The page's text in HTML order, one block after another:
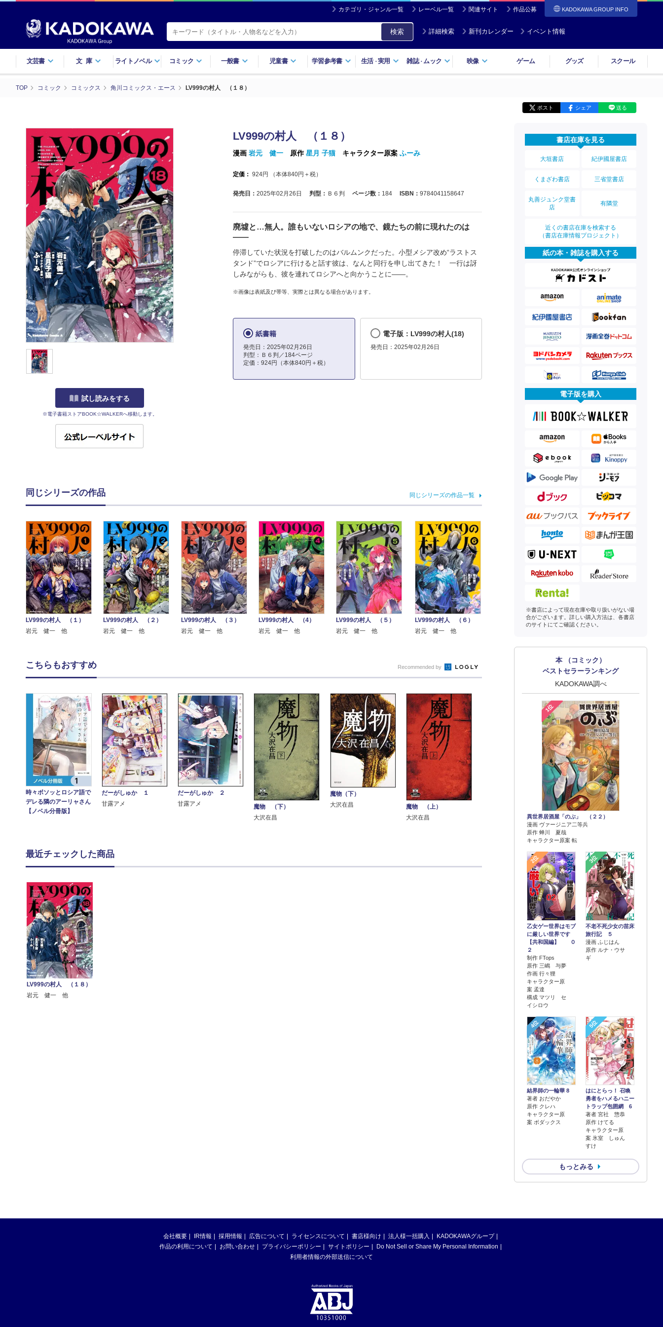
カテゴリ・ジャンル一覧 レーベル一覧 関連サイト 作品公募 KADOKAWA GROUP INFO
検索 詳細検索 新刊カレンダー イベント情報
文芸書 文庫 ライトノベル コミック 一般書 児童書 学習参考書 生活・実用 雑誌・ ムック 映像 ゲーム グッズ スクール
TOP コミック コミックス 角川コミックス・エース LV999の村人 （１８）
ポスト シェア 送る
試し読みをする
※電子書籍ストアBOOK☆WALKERへ移動します。
LV999の村人 （１８）
漫画 岩元 健一 原作星月 子猫 キャラクター原案 ふーみ
定価： 924円 （本体840円＋税）
発売日： 2025年02月26日 判型： Ｂ６判 ページ数： 184 ISBN： 9784041158647
廃墟と…無人。誰もいないロシアの地で、鏡たちの前に現れたのは
――
停滞していた状況を打破したのはバルムンクだった。小型メシア改め“ラストス
タンド”でロシアに行けると話す彼は、なんと同行を申し出てきた！ 一行は訝
しみながらも、彼を連れてロシアへと向かうことに――。
※画像は表紙及び帯等、実際とは異なる場合があります。
紙書籍
発売日：2025年02月26日
判型：Ｂ６判／184ページ
定価：924円（本体840円＋税）
電子版：LV999の村人(18)
発売日：2025年02月26日
同じシリーズの作品 同じシリーズの作品一覧
LV999の村人 （１）
岩元 健一 他
LV999の村人 （２）
岩元 健一 他
LV999の村人 （３）
岩元 健一 他
LV999の村人 （4）
岩元 健一 他
LV999の村人 （５）
岩元 健一 他
LV999の村人 （６）
岩元 健一 他
書店在庫を見る
大垣書店 紀伊國屋書店
くまざわ書店 三省堂書店
丸善ジュンク堂書
店
有隣堂
近くの書店在庫を検索する
（書店在庫情報プロジェクト）
紙の本・雑誌を購入する
電子版を購入
※書店によって現在在庫や取り扱いがない場
合がございます。詳しい購入方法は、各書店
のサイトにてご確認ください。
本 （コミック）
ベストセラーランキング
KADOKAWA調べ
1位
異世界居酒屋「のぶ」 （２２）
漫画 ヴァージニア二等兵
原作 蝉川 夏哉
キャラクター原案 転
2位
乙女ゲー世界はモブ
に厳しい世界です
【共和国編】 ０
２
制作 FTops
原作 三嶋 与夢
作画 行々狸
キャラクター原
案 孟達
構成 マツリ セ
イシロウ
3位
不老不死少女の苗床
旅行記 ５
漫画 ふじはん
原作 ルナ・ウサ
ギ
4位
結界師の一輪華 8
著者 おだやか
原作 クレハ
キャラクター原
案 ボダックス
5位
はにとらっ！ 召喚
勇者をハメるハニー
トラップ包囲網 6
著者 宮社 惣恭
原作 けてる
キャラクター原
案 氷室 しゅん
すけ
もっとみる
こちらもおすすめ Recommended by
時々ボソッとロシア語で
デレる隣のアーリャさん
【ノベル分冊版】
だーがしゅか １
甘露アメ
だーがしゅか ２
甘露アメ
魔物 （下）
大沢在昌
魔物（下）
大沢在昌
魔物 （上）
大沢在昌
最近チェックした商品
LV999の村人 （１８）
岩元 健一 他
会社概要 IR情報 採用情報 広告について ライセンスについて 書店様向け 法人様一括購入
KADOKAWAグループ
作品の利用について
お問い合わせ プライバシーポリシー サイトポリシー
Do Not Sell or Share My Personal Information
利用者情報の外部送信について